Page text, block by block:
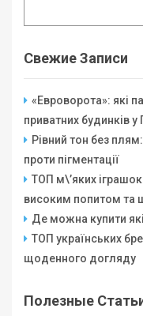
Свежие Записи
«Евроворота»: які
приватних будинків у
Рівний тон без
проти пігментації
ТОП м\’яких іграшок
високим попитом та
Де можна купити
ТОП українських
щоденного догляду
Полезные